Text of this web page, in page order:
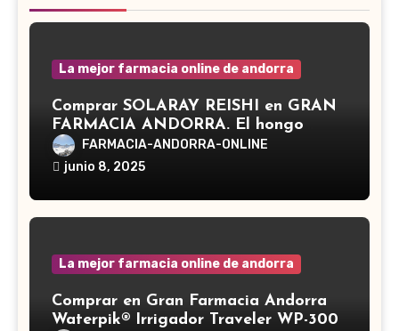
La mejor farmacia online de andorra
Comprar SOLARAY REISHI en GRAN
FARMACIA ANDORRA. El hongo
Reishi, cuyo nombre científico es
Ganoderma lucidum, es un hongo
en la medicina tradicional asiática
FARMACIA-ANDORRA-ONLINE
junio 8, 2025
La mejor farmacia online de andorra
Comprar en Gran Farmacia Andorra
Waterpik® Irrigador Traveler WP-300